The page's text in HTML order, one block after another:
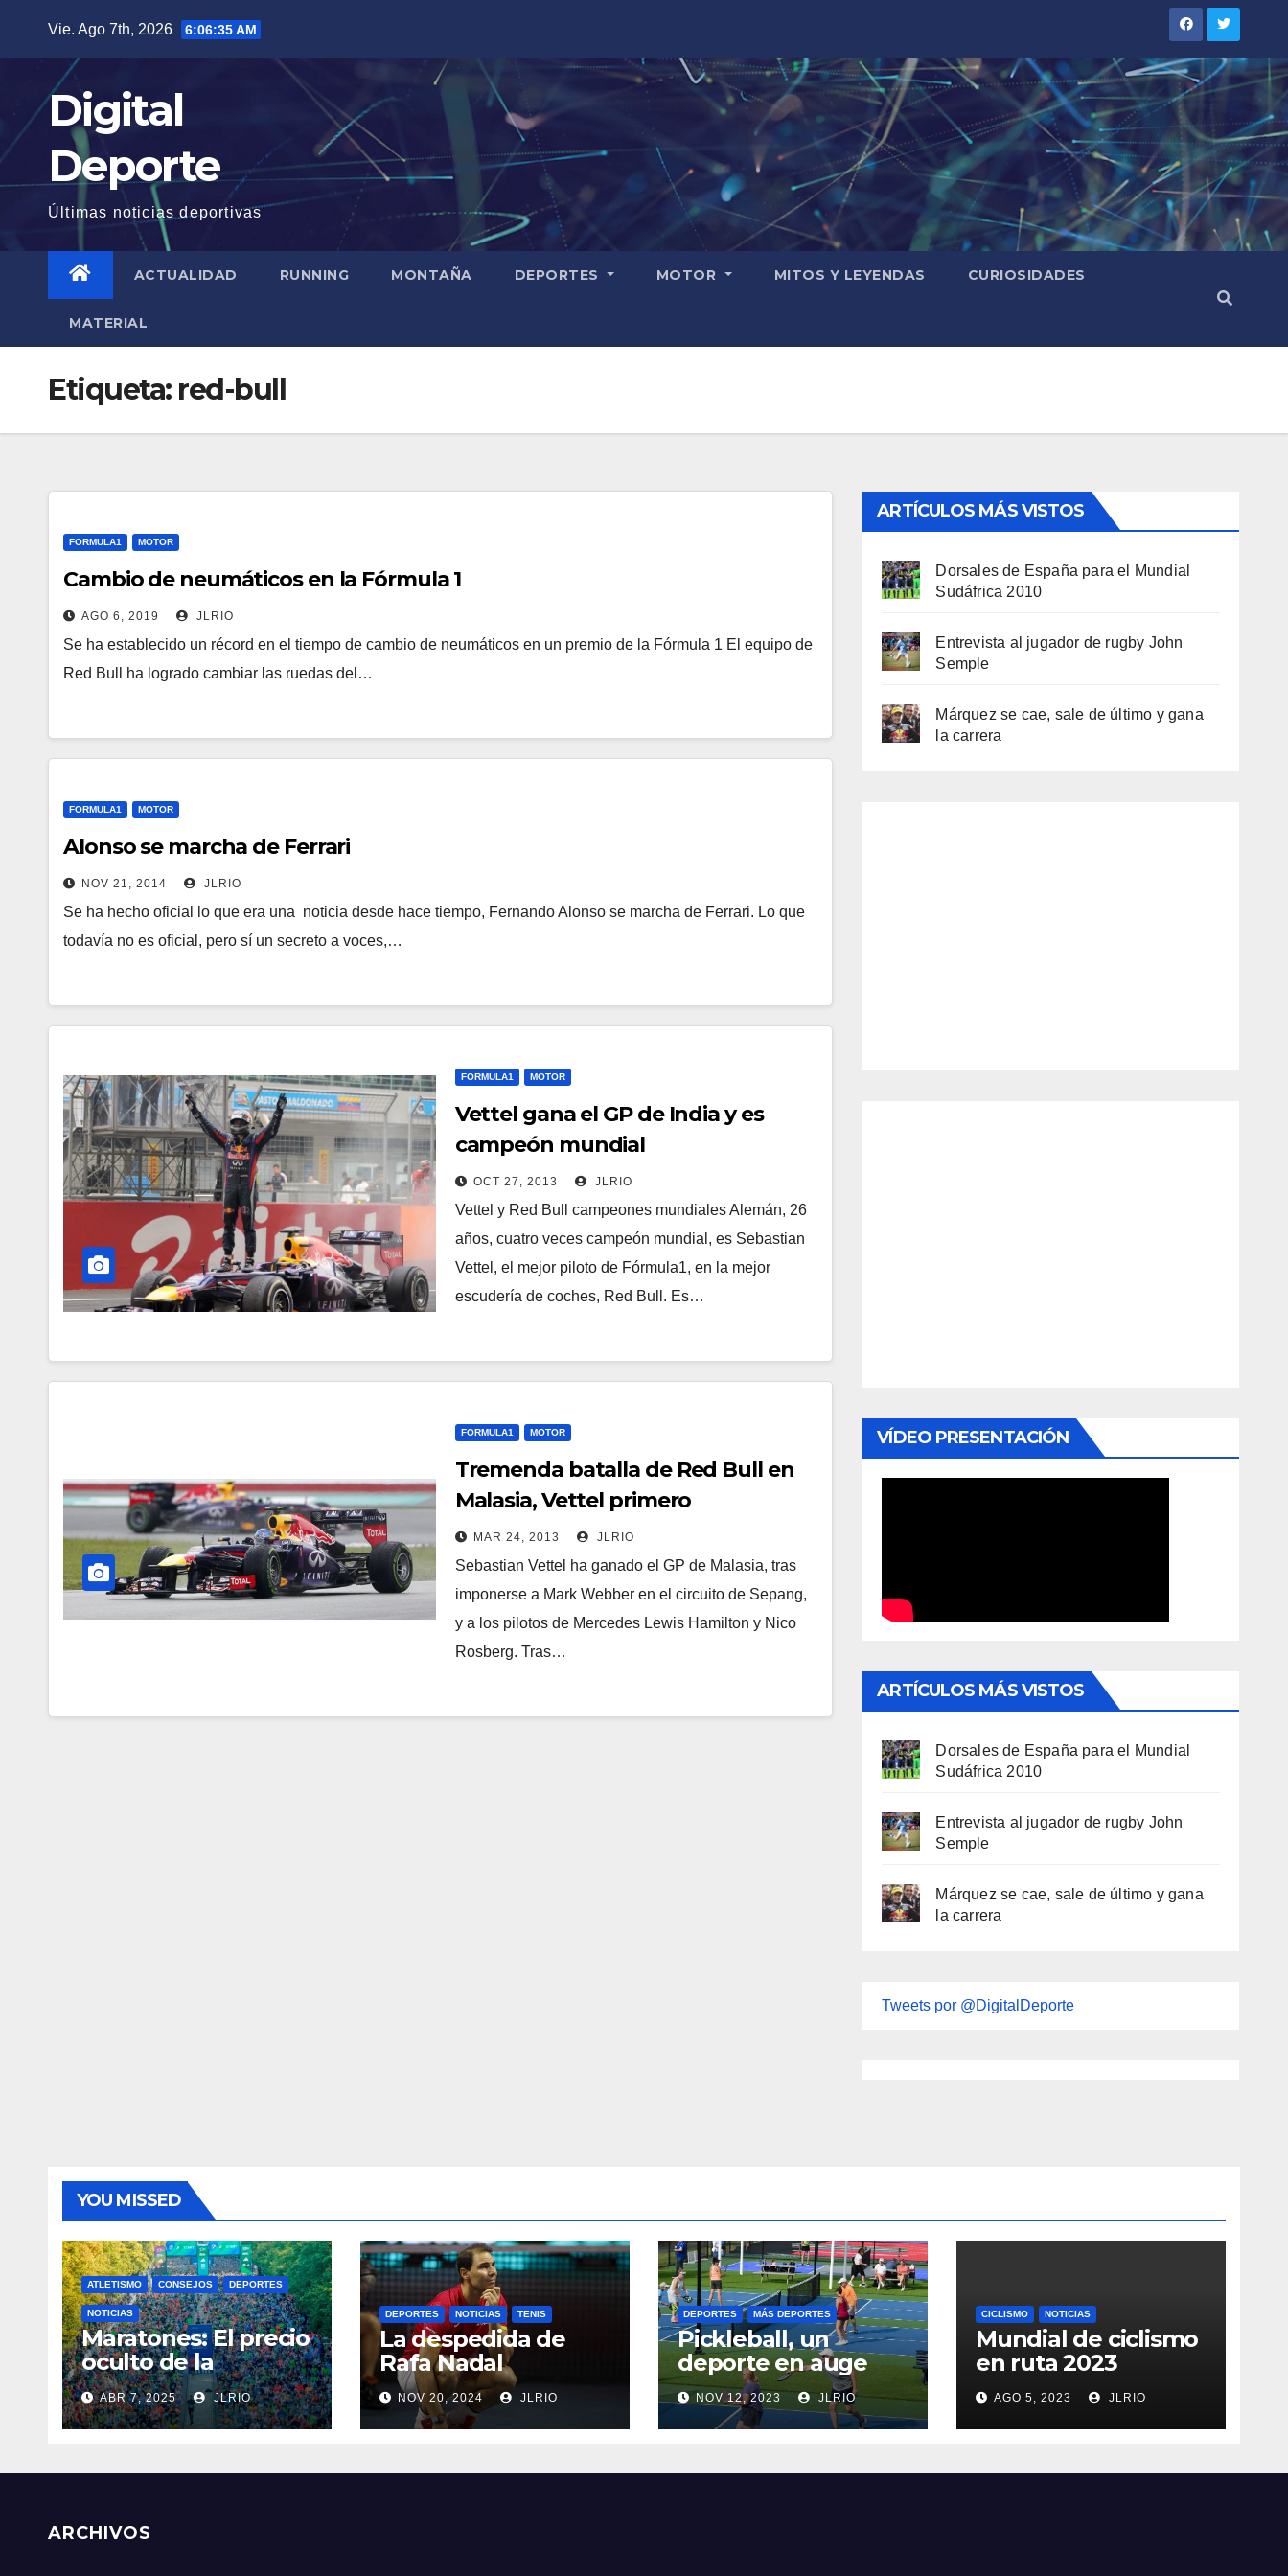
contenido
Vie. Ago 7th, 2026 6:06:35 AM
Digital
Deporte
Últimas noticias deportivas
ACTUALIDAD RUNNING MONTAÑA DEPORTES MOTOR MITOS Y LEYENDAS CURIOSIDADES
MATERIAL
Etiqueta: red-bull
FORMULA1 MOTOR
Cambio de neumáticos en la Fórmula 1
AGO 6, 2019 JLRIO
Se ha establecido un récord en el tiempo de cambio de neumáticos en un premio de la Fórmula 1 El equipo de
Red Bull ha logrado cambiar las ruedas del…
FORMULA1 MOTOR
Alonso se marcha de Ferrari
NOV 21, 2014 JLRIO
Se ha hecho oficial lo que era una noticia desde hace tiempo, Fernando Alonso se marcha de Ferrari. Lo que
todavía no es oficial, pero sí un secreto a voces,…
FORMULA1 MOTOR
Vettel gana el GP de India y es
campeón mundial
OCT 27, 2013 JLRIO
Vettel y Red Bull campeones mundiales Alemán, 26
años, cuatro veces campeón mundial, es Sebastian
Vettel, el mejor piloto de Fórmula1, en la mejor
escudería de coches, Red Bull. Es…
FORMULA1 MOTOR
Tremenda batalla de Red Bull en
Malasia, Vettel primero
MAR 24, 2013 JLRIO
Sebastian Vettel ha ganado el GP de Malasia, tras
imponerse a Mark Webber en el circuito de Sepang,
y a los pilotos de Mercedes Lewis Hamilton y Nico
Rosberg. Tras…
ARTÍCULOS MÁS VISTOS
Dorsales de España para el Mundial
Sudáfrica 2010
Entrevista al jugador de rugby John
Semple
Márquez se cae, sale de último y gana
la carrera
VÍDEO PRESENTACIÓN
ARTÍCULOS MÁS VISTOS
Dorsales de España para el Mundial
Sudáfrica 2010
Entrevista al jugador de rugby John
Semple
Márquez se cae, sale de último y gana
la carrera
Tweets por @DigitalDeporte
YOU MISSED
ATLETISMO CONSEJOS DEPORTES
NOTICIAS
Maratones: El precio
oculto de la
resistencia
ABR 7, 2025 JLRIO
DEPORTES NOTICIAS TENIS
La despedida de
Rafa Nadal
NOV 20, 2024 JLRIO
DEPORTES MÁS DEPORTES
Pickleball, un
deporte en auge
NOV 12, 2023 JLRIO
CICLISMO NOTICIAS
Mundial de ciclismo
en ruta 2023
AGO 5, 2023 JLRIO
ARCHIVOS